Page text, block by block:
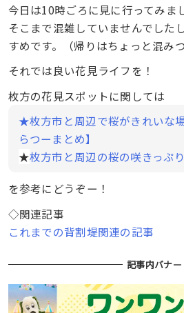
今日は10時ごろに見に行ってみま
そこまで混雑していませんでした
すめです。（帰りはちょっと混み
それでは良い花見ライフを！
枚方の花見スポットに関しては
★枚方市と周辺で桜がきれいな
らつーまとめ】
★枚方市と周辺の桜の咲きっぷ
を参考にどうぞー！
◇関連記事
これまでの背割堤関連の記事
記事内バナー